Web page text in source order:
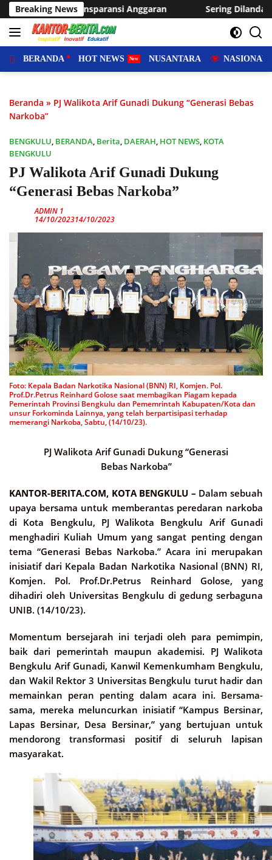
Langsung
ke
konten
Breaking NewsSering Dilanda Genangan, Desa Sukaraja Usulkan
BERANDA HOT NEWS NUSANTARA NASIONAL
Beranda » PJ Walikota Arif Gunadi Dukung “Generasi Bebas
Narkoba”
BENGKULU, BERANDA, Berita, DAERAH, HOT NEWS, KOTA
BENGKULU
PJ Walikota Arif Gunadi Dukung
“Generasi Bebas Narkoba”
ADMIN 1
14/10/202314/10/2023
Foto: Kepala Badan Narkotika Nasional (BNN) RI, Komjen. Pol.
Prof.Dr.Petrus Reinhard Golose saat membagikan Piagam kepada
Pemerintah Provinsi Bengkulu dan Pememrintah Kabupaten/Kota dan
unsur Forkominda Lainnya, yang telah berpartisipasi terhadap
memerangi Narkoba, Sabtu, (14/10/23).
PJ Walikota Arif Gunadi Dukung “Generasi
Bebas Narkoba”
KANTOR-BERITA.COM, KOTA BENGKULU – Dalam sebuah
upaya bersama untuk memberantas peredaran narkoba
di Kota Bengkulu, PJ Walikota Bengkulu Arif Gunadi
menghadiri Kuliah Umum yang sangat penting dengan
tema “Generasi Bebas Narkoba.” Acara ini merupakan
inisiatif dari Kepala Badan Narkotika Nasional (BNN) RI,
Komjen. Pol. Prof.Dr.Petrus Reinhard Golose, yang
dihadiri oleh Universitas Bengkulu di gedung serbaguna
UNIB. (14/10/23).
Momentum bersejarah ini terjadi oleh para pemimpin,
baik dari pemerintah maupun akademisi. PJ Walikota
Bengkulu Arif Gunadi, Kanwil Kemenkumham Bengkulu,
dan Wakil Rektor 3 Universitas Bengkulu turut hadir dan
memainkan peran penting dalam acara ini. Bersama-
sama, mereka meluncurkan inisiatif “Kampus Bersinar,
Lapas Bersinar, Desa Bersinar,” yang bertujuan untuk
mendorong transformasi positif di seluruh lapisan
masyarakat.